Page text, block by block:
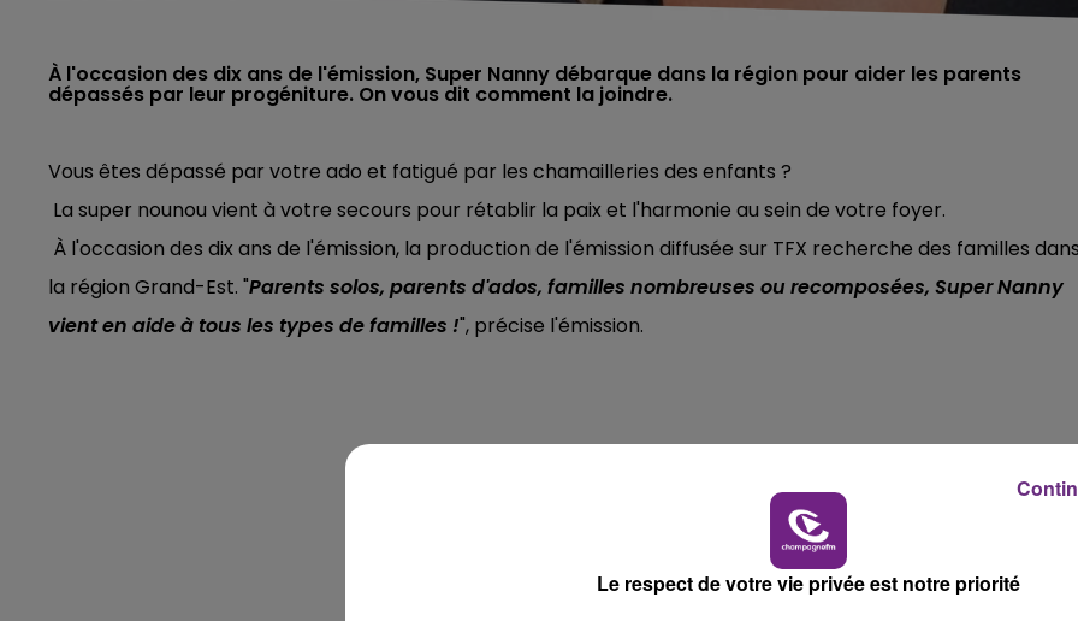
16h00 - 20h00
À l'occasion des dix ans de l'émission, Super Nanny débarque dans la région pour aider les parents
dépassés par leur progéniture. On vous dit comment la joindre.
Vous êtes dépassé par votre ado et fatigué par les chamailleries des enfants ?
La super nounou vient à votre secours pour rétablir la paix et l'harmonie au sein de votre foyer.
À l'occasion des dix ans de l'émission, la production de l'émission diffusée sur TFX recherche des familles dans
la région Grand-Est. "Parents solos, parents d'ados, familles nombreuses ou recomposées, Super Nanny
vient en aide à tous les types de familles !", précise l'émission.
Le respect de votre vie privée est notre priorité